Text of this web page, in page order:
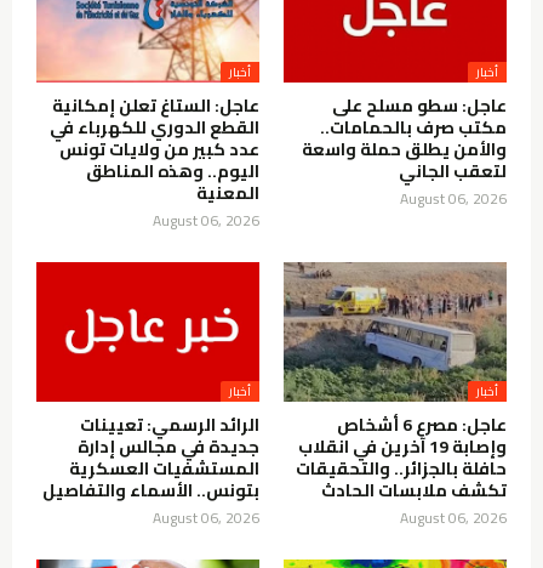
أخبار
عاجل: سطو مسلح على
مكتب صرف بالحمامات..
والأمن يطلق حملة واسعة
لتعقب الجاني
August 06, 2026
أخبار
عاجل: الستاغ تعلن إمكانية
القطع الدوري للكهرباء في
عدد كبير من ولايات تونس
اليوم.. وهذه المناطق
المعنية
August 06, 2026
أخبار
عاجل: مصرع 6 أشخاص
وإصابة 19 آخرين في انقلاب
حافلة بالجزائر.. والتحقيقات
تكشف ملابسات الحادث
August 06, 2026
أخبار
الرائد الرسمي: تعيينات
جديدة في مجالس إدارة
المستشفيات العسكرية
بتونس.. الأسماء والتفاصيل
August 06, 2026